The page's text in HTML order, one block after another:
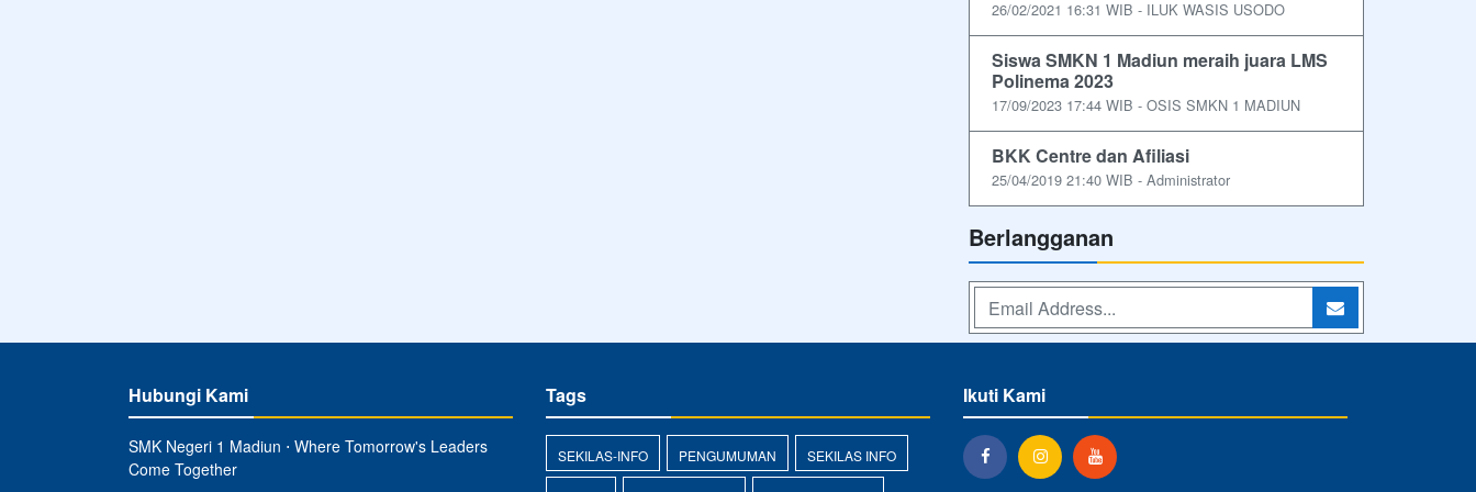
26/02/2021 16:31 WIB - ILUK WASIS USODO
Siswa SMKN 1 Madiun meraih juara LMS
Polinema 2023
17/09/2023 17:44 WIB - OSIS SMKN 1 MADIUN
BKK Centre dan Afiliasi
25/04/2019 21:40 WIB - Administrator
Berlangganan
Hubungi Kami
SMK Negeri 1 Madiun ⋅ Where Tomorrow's Leaders
Come Together
Tags
SEKILAS-INFO PENGUMUMAN SEKILAS INFO
Ikuti Kami